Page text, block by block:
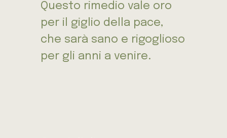
Questo rimedio vale oro
per il giglio della pace,
che sarà sano e rigoglioso
per gli anni a venire.